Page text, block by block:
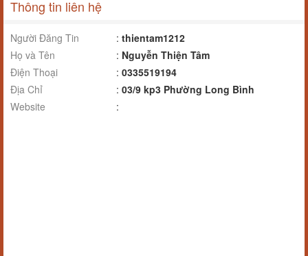
Thông tin liên hệ
Người Đăng Tin : thientam1212
Họ và Tên
: Nguyễn Thiện Tâm
Điện Thoại
: 0335519194
Địa Chỉ
: 03/9 kp3 Phường Long Bình
Website
: